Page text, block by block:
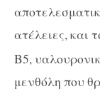
ατέλειες, και
Β5,
μενθόλη που